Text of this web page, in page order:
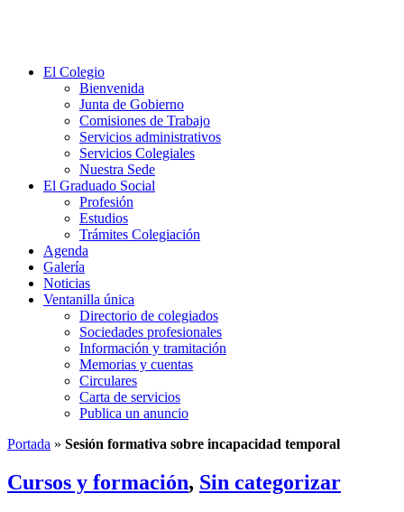
El Colegio
Bienvenida
Junta de Gobierno
Comisiones de Trabajo
Servicios administrativos
Servicios Colegiales
Nuestra Sede
El Graduado Social
Profesión
Estudios
Trámites Colegiación
Agenda
Galería
Noticias
Ventanilla única
Directorio de colegiados
Sociedades profesionales
Información y tramitación
Memorias y cuentas
Circulares
Carta de servicios
Publica un anuncio
Portada » Sesión formativa sobre incapacidad temporal
Cursos y formación, Sin categorizar